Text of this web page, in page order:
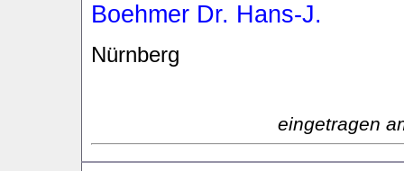
Boehmer Dr. Hans-J.
Nürnberg
eingetragen